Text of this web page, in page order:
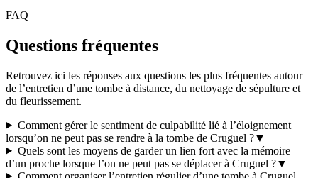
FAQ
Questions fréquentes
Retrouvez ici les réponses aux questions les plus fréquentes autour
de l’entretien d’une tombe à distance, du nettoyage de sépulture et
du fleurissement.
Comment gérer le sentiment de culpabilité lié à l’éloignement
lorsqu’on ne peut pas se rendre à la tombe de Cruguel ?▼
Quels sont les moyens de garder un lien fort avec la mémoire
d’un proche lorsque l’on ne peut pas se déplacer à Cruguel ?▼